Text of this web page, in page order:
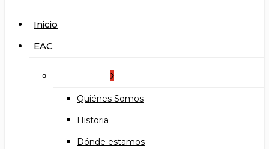
search
Menu
Inicio
EAC
Quiénes Somos
Historia
Dónde estamos